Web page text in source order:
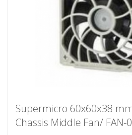
Supermicro 60x60x38
Chassis Middle Fan/ FAN-